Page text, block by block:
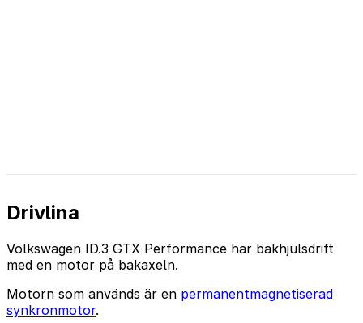
Drivlina
Volkswagen ID.3 GTX Performance har bakhjulsdrift
med en motor på bakaxeln.
Motorn som används är en permanentmagnetiserad
synkronmotor.